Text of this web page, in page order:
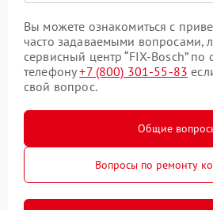
Вы можете ознакомиться с
часто задаваемыми вопросами,
сервисный центр “FIX-Bosch”
телефону+7 (800) 301-55-83
свой вопрос.
Общие
Вопросы по ремонту